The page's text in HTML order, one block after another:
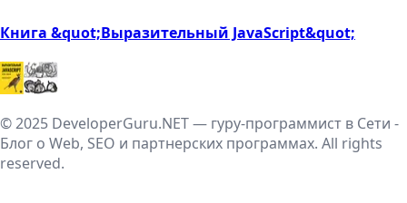
Книга &quot;Выразительный JavaScript&quot;
© 2025 DeveloperGuru.NET — гуру-программист в Сети -
Блог о Web, SEO и партнерских программах. All rights
reserved.